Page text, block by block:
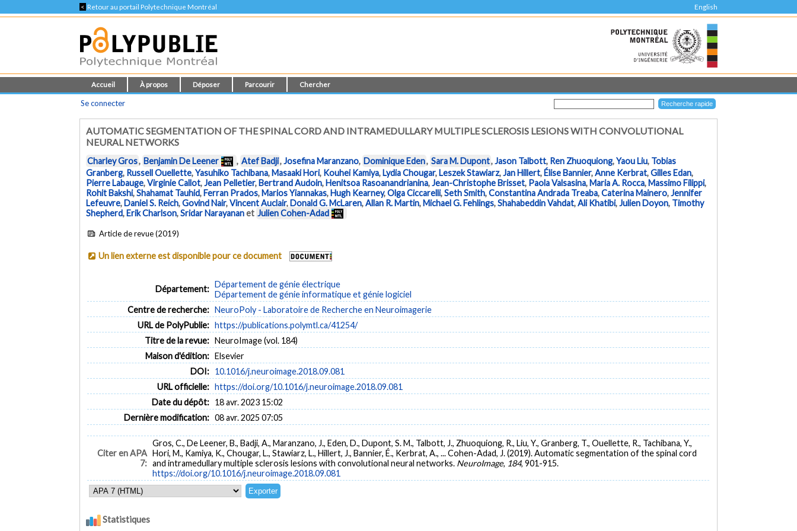
< Retour au portail Polytechnique Montréal English
Accueil À propos Déposer Parcourir Chercher
Se connecter
AUTOMATIC SEGMENTATION OF THE SPINAL CORD AND INTRAMEDULLARY MULTIPLE SCLEROSIS LESIONS WITH CONVOLUTIONAL
NEURAL NETWORKS
Charley Gros, Benjamin De Leener , Atef Badji,Josefina Maranzano, Dominique Eden, Sara M. Dupont,Jason Talbott, Ren Zhuoquiong,Yaou Liu, Tobias
Granberg, Russell Ouellette,Yasuhiko Tachibana,Masaaki Hori, Kouhei Kamiya,Lydia Chougar,Leszek Stawiarz,Jan Hillert,Élise Bannier,Anne Kerbrat,Gilles Edan,
Pierre Labauge,Virginie Callot,Jean Pelletier,Bertrand Audoin,Henitsoa Rasoanandrianina,Jean-Christophe Brisset, Paola Valsasina,Maria A. Rocca,Massimo Filippi,
Rohit Bakshi,Shahamat Tauhid,Ferran Prados,Marios Yiannakas,Hugh Kearney,Olga Ciccarelli,Seth Smith,Constantina Andrada Treaba,Caterina Mainero,Jennifer
Lefeuvre,Daniel S. Reich,Govind Nair,Vincent Auclair,Donald G. McLaren,Allan R. Martin,Michael G. Fehlings,Shahabeddin Vahdat,Ali Khatibi,Julien Doyon, Timothy
Shepherd,Erik Charlson,Sridar Narayananet Julien Cohen-Adad
Article de revue (2019)
Un lien externe est disponible pour ce document
Département: Département de génie électrique
Département de génie informatique et génie logiciel
Centre de recherche: NeuroPoly - Laboratoire de Recherche en Neuroimagerie
URL de PolyPublie: https://publications.polymtl.ca/41254/
Titre de la revue: NeuroImage (vol. 184)
Maison d'édition: Elsevier
DOI: 10.1016/j.neuroimage.2018.09.081
URL officielle: https://doi.org/10.1016/j.neuroimage.2018.09.081
Date du dépôt: 18 avr. 2023 15:02
Dernière modification: 08 avr. 2025 07:05
Citer en APA
7:
Gros, C., De Leener, B., Badji, A., Maranzano, J., Eden, D., Dupont, S. M., Talbott, J., Zhuoquiong, R., Liu, Y., Granberg, T., Ouellette, R., Tachibana, Y.,
Hori, M., Kamiya, K., Chougar, L., Stawiarz, L., Hillert, J., Bannier, É., Kerbrat, A., ... Cohen-Adad, J. (2019). Automatic segmentation of the spinal cord
and intramedullary multiple sclerosis lesions with convolutional neural networks. NeuroImage, 184, 901-915.
https://doi.org/10.1016/j.neuroimage.2018.09.081
Statistiques